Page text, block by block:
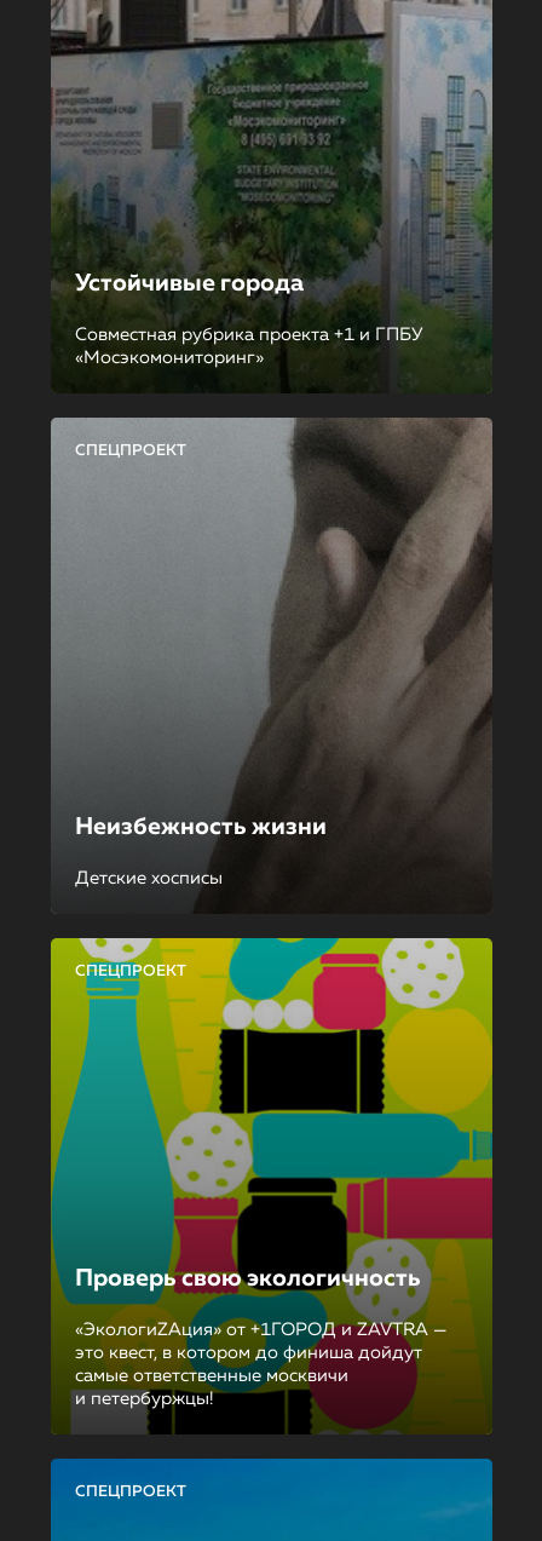
Устойчивые города
Совместная рубрика проекта +1 и ГПБУ
«Мосэкомониторинг»
СПЕЦПРОЕКТ
Неизбежность жизни
Детские хосписы
СПЕЦПРОЕКТ
Проверь свою экологичность
«ЭкологиZAция» от +1ГОРОД и ZAVTRA —
это квест, в котором до финиша дойдут
самые ответственные москвичи
и петербуржцы!
СПЕЦПРОЕКТ